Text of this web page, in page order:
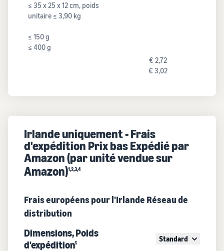
≤ 35 x 25 x 12 cm, poids
unitaire ≤ 3,90 kg
≤ 150 g
≤ 400 g
€ 2,72
€ 3,02
Irlande uniquement - Frais
d'expédition Prix bas Expédié par
Amazon (par unité vendue sur
Amazon)1,2,3,4
Frais européens pour l'Irlande Réseau de
distribution
Dimensions, Poids
d'expédition5 Standard